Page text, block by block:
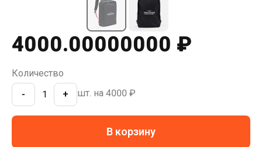
4000.00000000 ₽
Количество
-
+ шт. на 4000 ₽
В корзину